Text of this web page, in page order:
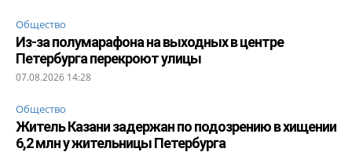
Общество
Из-за полумарафона на выходных в центре
Петербурга перекроют улицы
07.08.2026 14:28
Общество
Житель Казани задержан по подозрению в хищении
6,2 млн у жительницы Петербурга